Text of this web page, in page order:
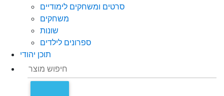
סרטים ומשחקים לימודיים
משחקים
שונות
ספרונים לילדים
תוכן יהודי